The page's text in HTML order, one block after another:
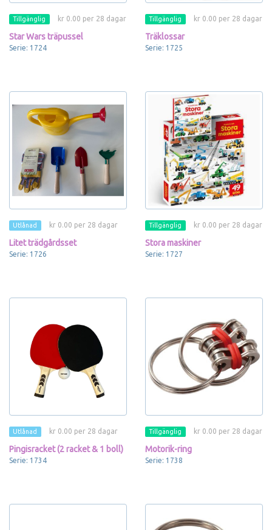
Tillgänglig kr 0.00 per 28 dagar
Star Wars träpussel
Serie: 1724
Tillgänglig kr 0.00 per 28 dagar
Träklossar
Serie: 1725
Utlånad kr 0.00 per 28 dagar
Litet trädgårdsset
Serie: 1726
Tillgänglig kr 0.00 per 28 dagar
Stora maskiner
Serie: 1727
Utlånad kr 0.00 per 28 dagar
Pingisracket (2 racket & 1 boll)
Serie: 1734
Tillgänglig kr 0.00 per 28 dagar
Motorik-ring
Serie: 1738